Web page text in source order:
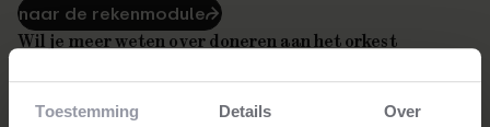
Toestemming Details Over
naar de rekenmodule⮫
Wil je meer weten over doneren aan het orkest
Neem dan contact op met Natasha Hoogenboom via 020
521 75 48 ofsteun@nedpho.nl .